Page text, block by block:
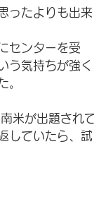
ったよりも出来
センターを受
う気持ちが強く
。
米が出題され
していたら、試